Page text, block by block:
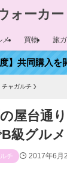
ォーカー
メ 買物 旅
】共同購入を
チャガルチ
屋台通
級グル
チ 2017年6月